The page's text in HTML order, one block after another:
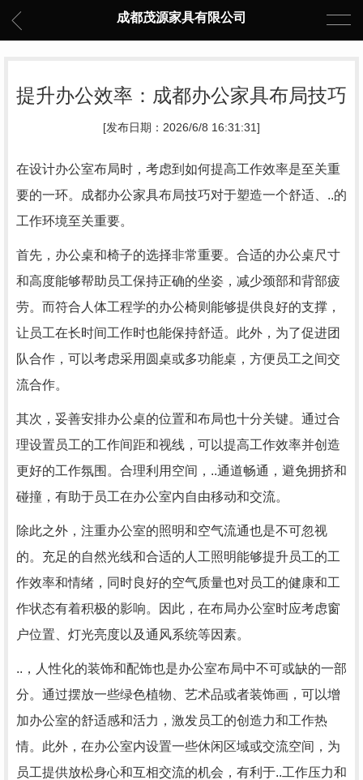
成都茂源家具有限公司
提升办公效率：成都办公家具布局技巧
[发布日期：2026/6/8 16:31:31]
在设计办公室布局时，考虑到如何提高工作效率是至关重
要的一环。成都办公家具布局技巧对于塑造一个舒适、..的
工作环境至关重要。
首先，办公桌和椅子的选择非常重要。合适的办公桌尺寸
和高度能够帮助员工保持正确的坐姿，减少颈部和背部疲
劳。而符合人体工程学的办公椅则能够提供良好的支撑，
让员工在长时间工作时也能保持舒适。此外，为了促进团
队合作，可以考虑采用圆桌或多功能桌，方便员工之间交
流合作。
其次，妥善安排办公桌的位置和布局也十分关键。通过合
理设置员工的工作间距和视线，可以提高工作效率并创造
更好的工作氛围。合理利用空间，..通道畅通，避免拥挤和
碰撞，有助于员工在办公室内自由移动和交流。
除此之外，注重办公室的照明和空气流通也是不可忽视
的。充足的自然光线和合适的人工照明能够提升员工的工
作效率和情绪，同时良好的空气质量也对员工的健康和工
作状态有着积极的影响。因此，在布局办公室时应考虑窗
户位置、灯光亮度以及通风系统等因素。
..，人性化的装饰和配饰也是办公室布局中不可或缺的一部
分。通过摆放一些绿色植物、艺术品或者装饰画，可以增
加办公室的舒适感和活力，激发员工的创造力和工作热
情。此外，在办公室内设置一些休闲区域或交流空间，为
员工提供放松身心和互相交流的机会，有利于..工作压力和